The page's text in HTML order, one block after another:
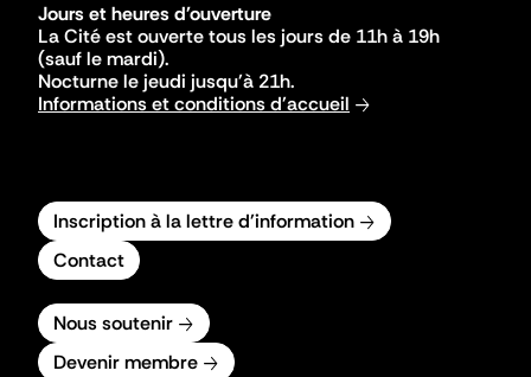
Jours et heures d'ouverture
La Cité est ouverte tous les jours de 11h à 19h
(sauf le mardi).
Nocturne le jeudi jusqu'à 21h.
Informations et conditions d'accueil
Inscription à la lettre d'information
Contact
Nous soutenir
Devenir membre